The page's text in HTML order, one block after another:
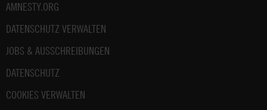
AMNESTY.ORG
DATENSCHUTZ VERWALTEN
JOBS & AUSSCHREIBUNGEN
DATENSCHUTZ
COOKIES VERWALTEN